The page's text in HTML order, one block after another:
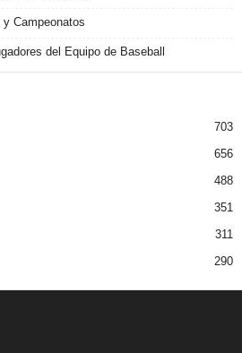
Campeonatos
del Equipo de Baseball
703
656
488
351
311
290